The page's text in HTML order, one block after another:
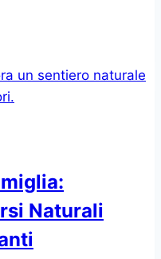
Naturali